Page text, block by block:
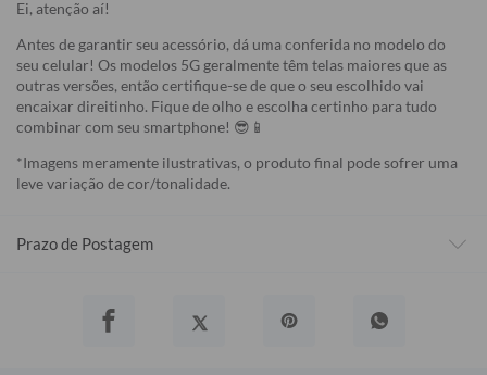
Ei, atenção aí!
Antes de garantir seu acessório, dá uma conferida no modelo do
seu celular! Os modelos 5G geralmente têm telas maiores que as
outras versões, então certifique-se de que o seu escolhido vai
encaixar direitinho. Fique de olho e escolha certinho para tudo
combinar com seu smartphone! 😎📱
*Imagens meramente ilustrativas, o produto final pode sofrer uma
leve variação de cor/tonalidade.
Prazo de Postagem